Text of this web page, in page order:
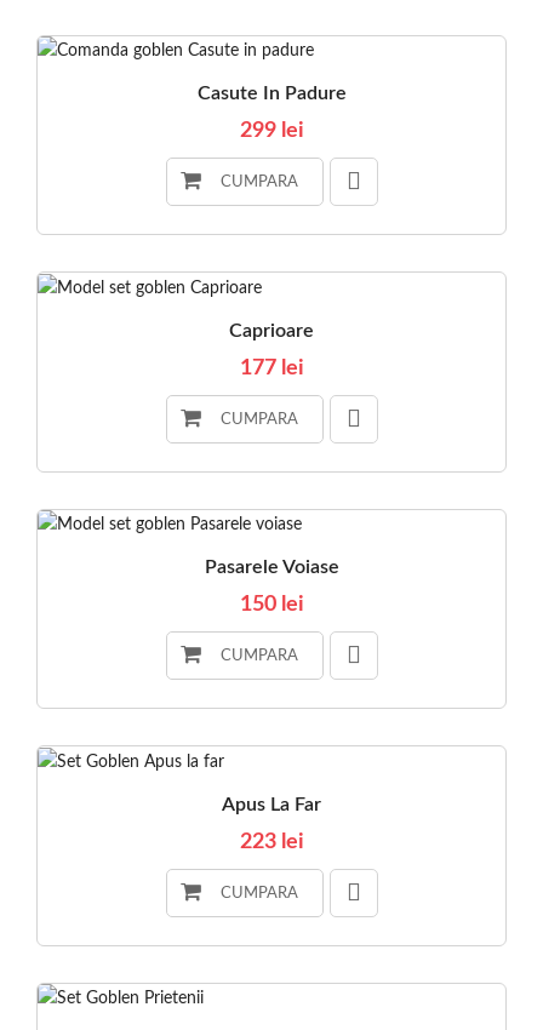
Casute In Padure
299 lei
CUMPARA
Caprioare
177 lei
CUMPARA
Pasarele Voiase
150 lei
CUMPARA
Apus La Far
223 lei
CUMPARA